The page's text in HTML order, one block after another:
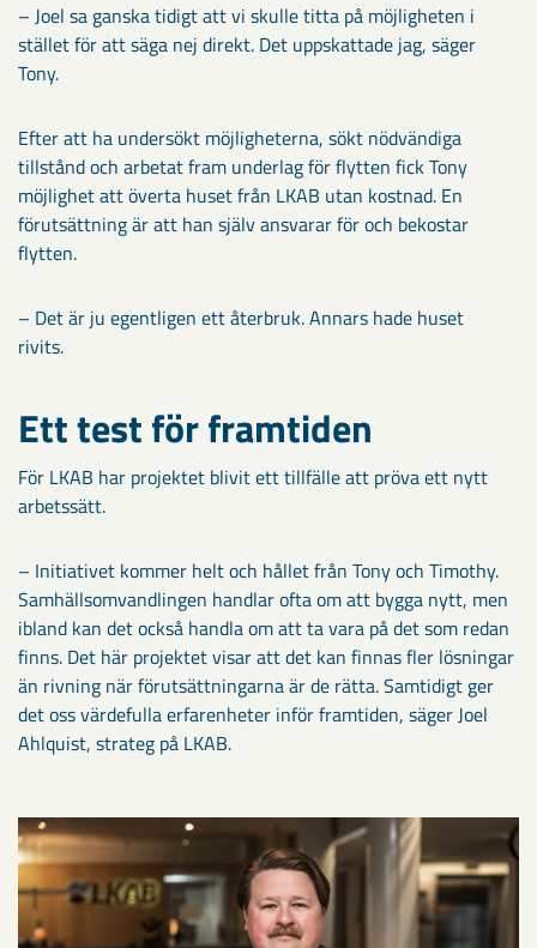
– Joel sa ganska tidigt att vi skulle titta på möjligheten i
stället för att säga nej direkt. Det uppskattade jag, säger
Tony.
Efter att ha undersökt möjligheterna, sökt nödvändiga
tillstånd och arbetat fram underlag för flytten fick Tony
möjlighet att överta huset från LKAB utan kostnad. En
förutsättning är att han själv ansvarar för och bekostar
flytten.
– Det är ju egentligen ett återbruk. Annars hade huset
rivits.
Ett test för framtiden
För LKAB har projektet blivit ett tillfälle att pröva ett nytt
arbetssätt.
– Initiativet kommer helt och hållet från Tony och Timothy.
Samhällsomvandlingen handlar ofta om att bygga nytt, men
ibland kan det också handla om att ta vara på det som redan
finns. Det här projektet visar att det kan finnas fler lösningar
än rivning när förutsättningarna är de rätta. Samtidigt ger
det oss värdefulla erfarenheter inför framtiden, säger Joel
Ahlquist, strateg på LKAB.